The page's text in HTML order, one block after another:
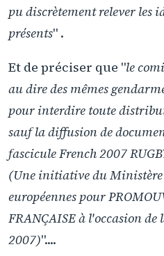
pu discrètement relever les
présents" .
Et de préciser que "le
au dire des mêmes
pour interdire toute
sauf la diffusion de
fascicule French 2007
(Une initiative du Ministère
européennes pour
FRANÇAISE à l'occasion de
2007)"....